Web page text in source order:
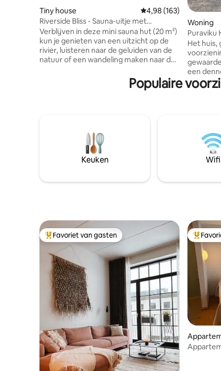
Tiny house Gemiddelde
4,98 (163)
Riverside Bliss - Sauna-uitje met
bubbelbad
Verblijven in deze mini sauna hut (20 m²)
kun je genieten van een uitzicht op de
rivier, luisteren naar de geluiden van de
natuur of een wandeling maken naar de
ontspannen in het bubbelbad. (zonder
ligt op 40 m van dit huis, dus er is een
kans dat er tegelijkertijd maximaal twee
personen in het andere huis zijn.
Woning
Puraviku
Het huis,
een
een
er een
ingang
Gebruik
Populaire
Keuken Wifi
Topfavoriet van gasten
Favoriet van gasten